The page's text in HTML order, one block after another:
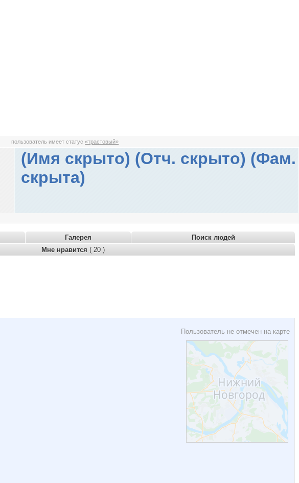
пользователь имеет статус«трастовый»
(Имя скрыто) (Отч. скрыто) (Фам.
скрыта)
Галерея
Поиск людей
Мне нравится ( 20 )
Пользователь не отмечен на карте